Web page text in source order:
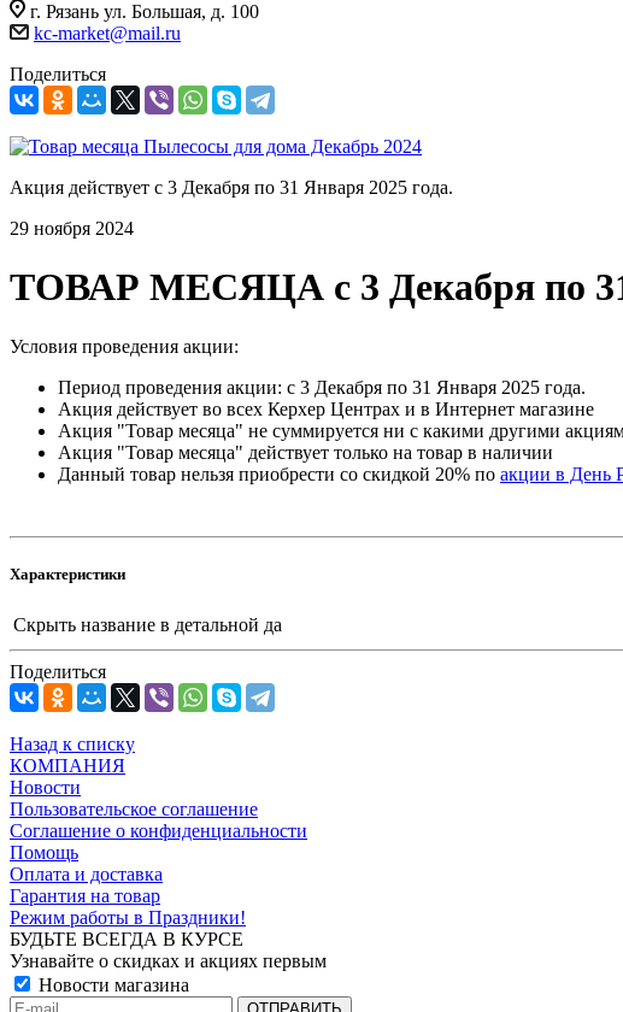
г. Рязань ул. Большая, д. 100
kc-market@mail.ru
Поделиться
Акция действует с 3 Декабря по 31 Января 2025 года.
29 ноября 2024
ТОВАР МЕСЯЦА с 3 Декабря по 31
Условия проведения акции:
Период проведения акции: c 3 Декабря по 31 Января 2025 года.
Акция действует во всех Керхер Центрах и в Интернет магазине
Акция "Товар месяца" не суммируется ни с какими другими
Акция "Товар месяца" действует только на товар в наличии
Данный товар нельзя приобрести со скидкой 20% по акции в День
Характеристики
Скрыть название в детальной да
Поделиться
Назад к списку
КОМПАНИЯ
Новости
Пользовательское соглашение
Соглашение о конфиденциальности
Помощь
Оплата и доставка
Гарантия на товар
Режим работы в Праздники!
БУДЬТЕ ВСЕГДА В КУРСЕ
Узнавайте о скидках и акциях первым
Новости магазина